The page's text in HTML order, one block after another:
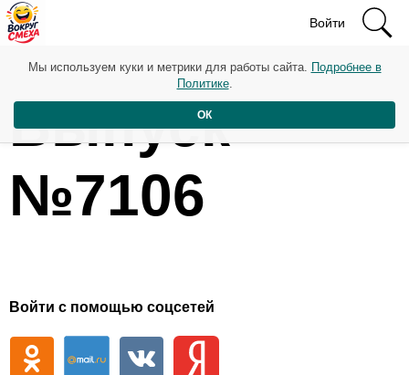
Войти
Выпуск
№7106
Войти с помощью соцсетей
Мы используем куки и метрики для работы сайта. Подробнее в
Политике.
ОК